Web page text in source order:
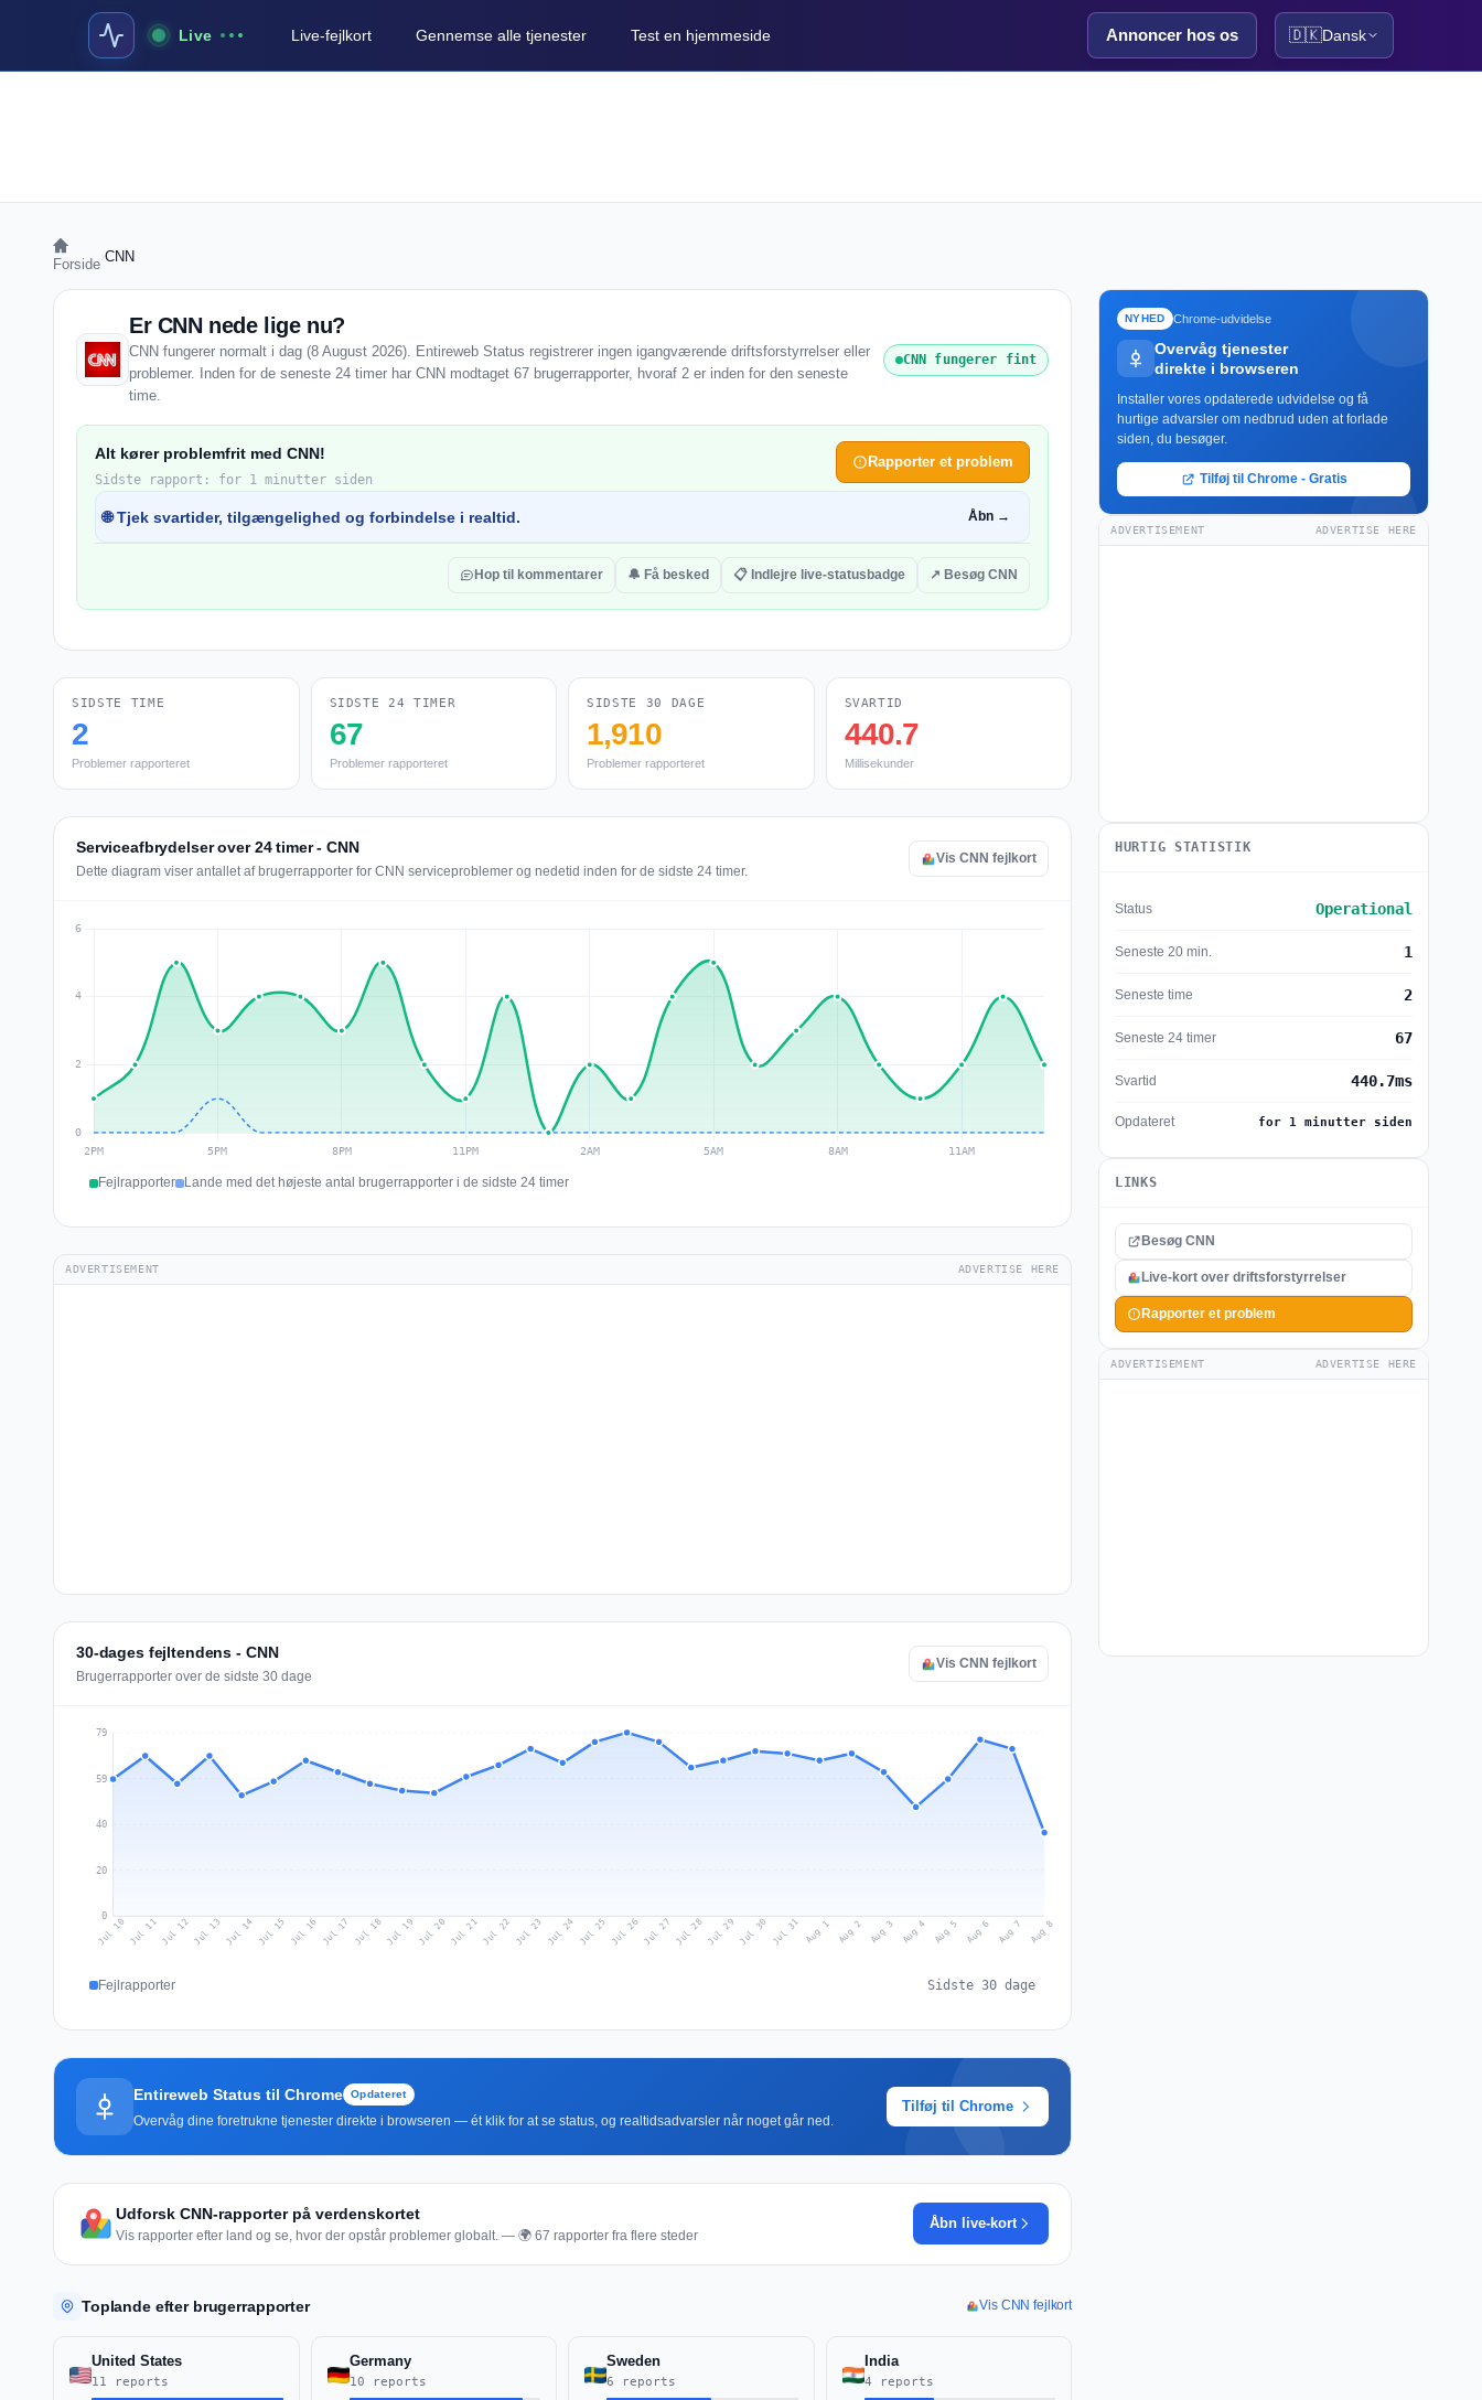
Live Live-fejlkort Gennemse alle tjenester Test en hjemmeside Annoncer hos os 🇩🇰Dansk
Forside CNN
Er CNN nede lige nu?
CNN fungerer normalt i dag (8 August 2026). Entireweb Status registrerer ingen igangværende driftsforstyrrelser eller
problemer. Inden for de seneste 24 timer har CNN modtaget 67 brugerrapporter, hvoraf 2 er inden for den seneste
time.
CNN fungerer fint
Alt kører problemfrit med CNN!
Sidste rapport: for 1 minutter siden
Rapporter et problem
🌐 Tjek svartider, tilgængelighed og forbindelse i realtid. Åbn →
Hop til kommentarer 🔔 Få besked 📋 Indlejre live-statusbadge ↗ Besøg CNN
SIDSTE TIME
2
Problemer rapporteret
SIDSTE 24 TIMER
67
Problemer rapporteret
SIDSTE 30 DAGE
1,910
Problemer rapporteret
SVARTID
440.7
Millisekunder
Serviceafbrydelser over 24 timer - CNN
Dette diagram viser antallet af brugerrapporter for CNN serviceproblemer og nedetid inden for de sidste 24 timer.
Vis CNN fejlkort
Fejlrapporter Lande med det højeste antal brugerrapporter i de sidste 24 timer
ADVERTISEMENT ADVERTISE HERE
30-dages fejltendens - CNN
Brugerrapporter over de sidste 30 dage
Vis CNN fejlkort
0
20
40
59
79
Jul 10 Jul 11Jul 12Jul 13 Jul 14 Jul 15 Jul 16 Jul 17 Jul 18Jul 19 Jul 20 Jul 21Jul 22 Jul 23 Jul 24 Jul 25 Jul 26Jul 27 Jul 28Jul 29 Jul 30 Jul 31 Aug 1 Aug 2 Aug 3 Aug 4 Aug 5 Aug 6 Aug 7 Aug 8
Fejlrapporter Sidste 30 dage
Entireweb Status til Chrome Opdateret
Overvåg dine foretrukne tjenester direkte i browseren — ét klik for at se status, og realtidsadvarsler når noget går ned.
Tilføj til Chrome
Udforsk CNN-rapporter på verdenskortet
Vis rapporter efter land og se, hvor der opstår problemer globalt. — 🌍 67 rapporter fra flere steder
Åbn live-kort
Toplande efter brugerrapporter Vis CNN fejlkort
United States
11 reports
Germany
10 reports
Sweden
6 reports
India
4 reports
NYHED Chrome-udvidelse
Overvåg tjenester
direkte i browseren
Installer vores opdaterede udvidelse og få
hurtige advarsler om nedbrud uden at forlade
siden, du besøger.
Tilføj til Chrome - Gratis
ADVERTISEMENT ADVERTISE HERE
HURTIG STATISTIK
Status Operational
Seneste 20 min. 1
Seneste time 2
Seneste 24 timer 67
Svartid 440.7ms
Opdateret for 1 minutter siden
LINKS
Besøg CNN
Live-kort over driftsforstyrrelser
Rapporter et problem
ADVERTISEMENT ADVERTISE HERE